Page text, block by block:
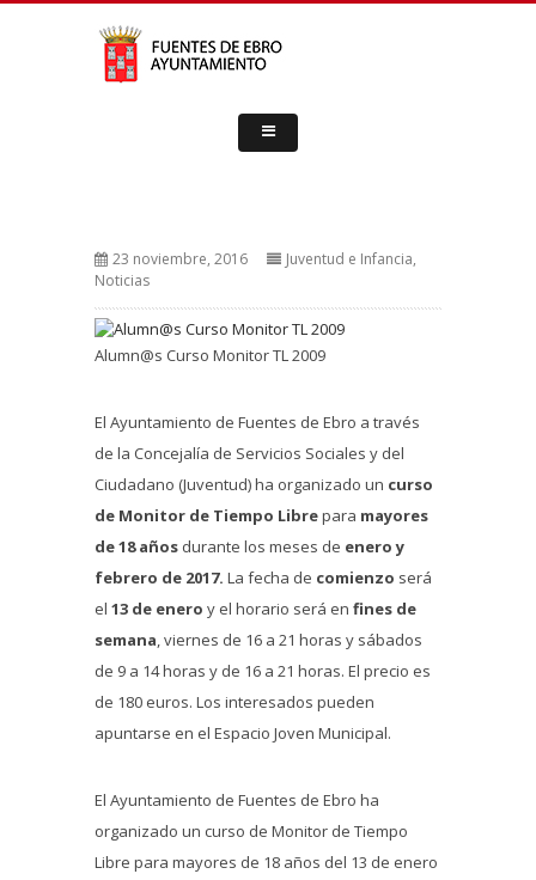
23 noviembre, 2016 Juventud e Infancia,
Noticias
Alumn@s Curso Monitor TL 2009
El Ayuntamiento de Fuentes de Ebro a través
de la Concejalía de Servicios Sociales y del
Ciudadano (Juventud) ha organizado un curso
de Monitor de Tiempo Librepara mayores
de 18 años durante los meses de enero y
febrero de 2017. La fecha de comienzo será
el 13 de enero y el horario será en fines de
semana , viernes de 16 a 21 horas y sábados
de 9 a 14 horas y de 16 a 21 horas. El precio es
de 180 euros. Los interesados pueden
apuntarse en el Espacio Joven Municipal.
El Ayuntamiento de Fuentes de Ebro ha
organizado un curso de Monitor de Tiempo
Libre para mayores de 18 años del 13 de enero